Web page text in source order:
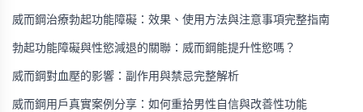
威而鋼治療勃起功能障礙：效果、使用方法與注意事項完整指南
勃起功能障礙與性慾減退的關聯：威而鋼能提升性慾嗎？
威而鋼對血壓的影響：副作用與禁忌完整解析
威而鋼用戶真實案例分享：如何重拾男性自信與改善性功能